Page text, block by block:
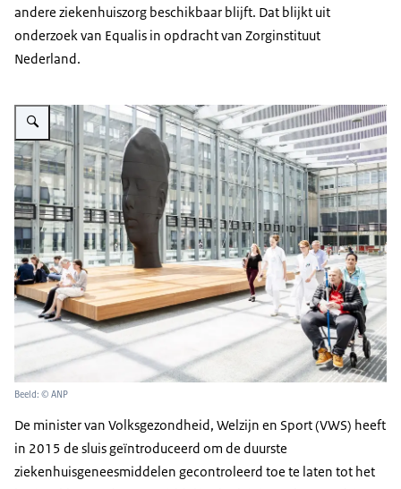
andere ziekenhuiszorg beschikbaar blijft. Dat blijkt uit
onderzoek van Equalis in opdracht van Zorginstituut
Nederland.
Vergroot afbeelding Op de foto lopen en zitten mensen, patiënten en
Beeld: © ANP
De minister van Volksgezondheid, Welzijn en Sport (VWS) heeft
in 2015 de sluis geïntroduceerd om de duurste
ziekenhuisgeneesmiddelen gecontroleerd toe te laten tot het